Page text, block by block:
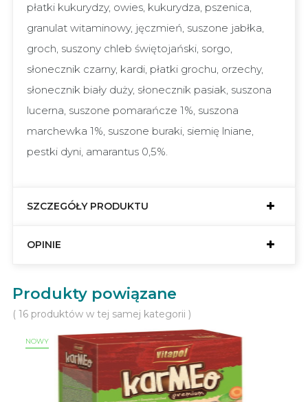
płatki kukurydzy, owies, kukurydza, pszenica,
granulat witaminowy, jęczmień, suszone jabłka,
groch, suszony chleb świętojański, sorgo,
słonecznik czarny, kardi, płatki grochu, orzechy,
słonecznik biały duży, słonecznik pasiak, suszona
lucerna, suszone pomarańcze 1%, suszona
marchewka 1%, suszone buraki, siemię lniane,
pestki dyni, amarantus 0,5%.
SZCZEGÓŁY PRODUKTU
OPINIE
Produkty powiązane
( 16 produktów w tej samej kategorii )
NOWY